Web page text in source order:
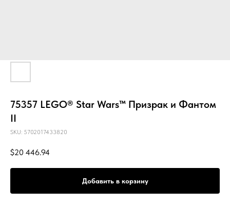
75357 LEGO® Star Wars™ Призрак и Фантом
II
SKU: 5702017433820
$20 446.94
Добавить в корзину